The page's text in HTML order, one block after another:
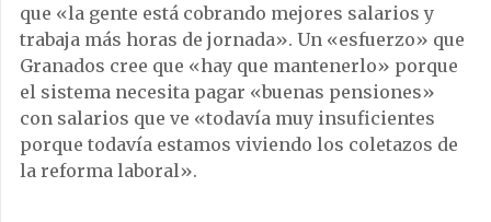
que «la gente está cobrando mejores salarios y
trabaja más horas de jornada». Un «esfuerzo» que
Granados cree que «hay que mantenerlo» porque
el sistema necesita pagar «buenas pensiones»
con salarios que ve «todavía muy insuficientes
porque todavía estamos viviendo los coletazos de
la reforma laboral».